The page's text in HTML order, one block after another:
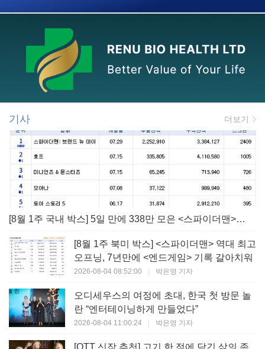
기사 더보기
[8월 1주 국내 박스] 5일 만에 338만 모은 <스파이더맨> 극장가 235% 대반등, <호프>는 400만 돌파
[8월 1주 북미 박스] <스파이더맨> 역대 최고
오프닝, 7년만에 <엔드게임> 기록 갈아치워
2026-08-04 08:52:00 | 박은영 기자
오디세우스의 여정에 초대, 한국 첫 방문 놀
란 “엔터테이닝하게 만들었다”
2026-08-04 11:00:24 | 박은영 기자
[OTT 신작 추천] 고기 한 점에 담긴 삶의 존